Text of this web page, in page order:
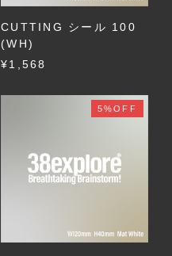
CUTTING シール 100
(WH)
¥1,568
5%OFF